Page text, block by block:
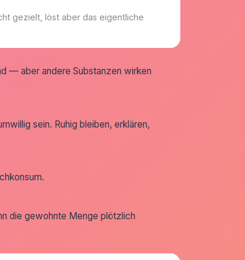
gezielt, löst aber das eigentliche
— aber andere Substanzen wirken
sein. Ruhig bleiben, erklären,
die gewohnte Menge plötzlich